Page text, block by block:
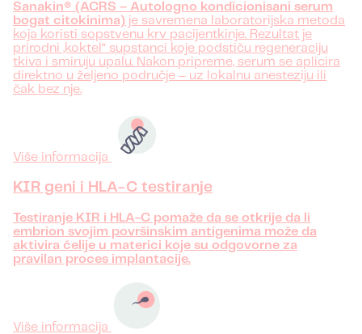
Sanakin® (ACRS – Autologno kondicionisani serum
bogat citokinima) je savremena laboratorijska metoda
koja koristi sopstvenu krv pacijentkinje. Rezultat je
prirodni „koktel“ supstanci koje podstiču regeneraciju
tkiva i smiruju upalu. Nakon pripreme, serum se aplicira
direktno u željeno područje – uz lokalnu anesteziju ili
čak bez nje.
Više informacija
KIR geni i HLA-C testiranje
Testiranje KIR i HLA-C pomaže da se otkrije da li
embrion svojim površinskim antigenima može da
aktivira ćelije u materici koje su odgovorne za
pravilan proces implantacije.
Više informacija